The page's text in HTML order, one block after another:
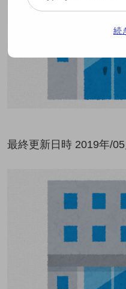
最終更新日時 2019年/
続